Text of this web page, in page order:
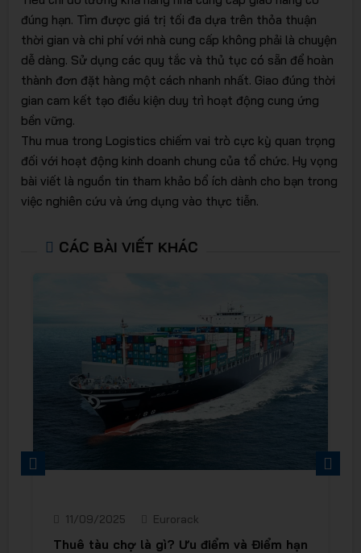
đúng hạn. Tìm được giá trị tối đa dựa trên thỏa thuận
thời gian và chi phí với nhà cung cấp không phải là chuyện
dễ dàng. Sử dụng các quy tắc và thủ tục có sẵn để hoàn
thành đơn đặt hàng một cách nhanh nhất. Giao đúng thời
gian cam kết tạo điều kiện duy trì hoạt động cung ứng
bền vững.
Thu mua trong Logistics chiếm vai trò cực kỳ quan trọng
đối với hoạt động kinh doanh chung của tổ chức. Hy vọng
bài viết là nguồn tin tham khảo bổ ích dành cho bạn trong
việc nghiên cứu và ứng dụng vào thực tiễn.
CÁC BÀI VIẾT KHÁC
PREVIOUS
11/09/2025 Eurorack
Thuê tàu chợ là gì? Ưu điểm và Điểm hạn
NEXT